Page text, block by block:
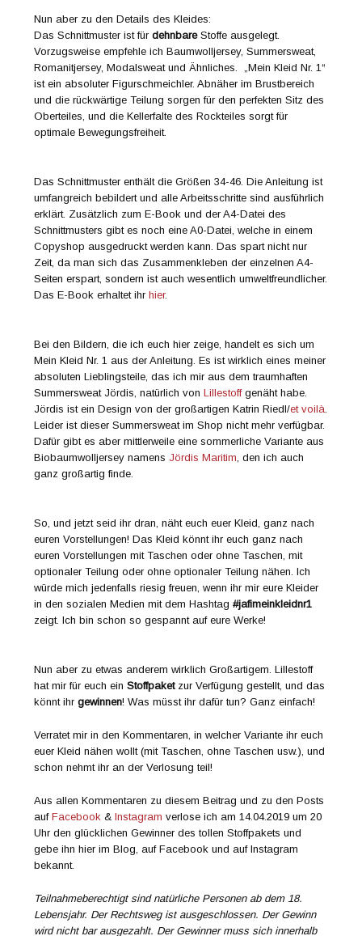
Nun aber zu den Details des Kleides:
Das Schnittmuster ist fürdehnbareStoffe ausgelegt.
Vorzugsweise empfehle ich Baumwolljersey, Summersweat,
Romanitjersey, Modalsweat und Ähnliches. „Mein Kleid Nr. 1“
ist ein absoluter Figurschmeichler. Abnäher im Brustbereich
und die rückwärtige Teilung sorgen für den perfekten Sitz des
Oberteiles, und die Kellerfalte des Rockteiles sorgt für
optimale Bewegungsfreiheit.
Das Schnittmuster enthält die Größen 34-46. Die Anleitung ist
umfangreich bebildert und alle Arbeitsschritte sind ausführlich
erklärt. Zusätzlich zum E-Book und der A4-Datei des
Schnittmusters gibt es noch eine A0-Datei, welche in einem
Copyshop ausgedruckt werden kann. Das spart nicht nur
Zeit, da man sich das Zusammenkleben der einzelnen A4-
Seiten erspart, sondern ist auch wesentlich umweltfreundlicher.
Das E-Book erhaltet ihrhier.
Bei den Bildern, die ich euch hier zeige, handelt es sich um
Mein Kleid Nr. 1 aus der Anleitung. Es ist wirklich eines meiner
absoluten Lieblingsteile, das ich mir aus dem traumhaften
Summersweat Jördis, natürlich vonLillestoffgenäht habe.
Jördis ist ein Design von der großartigen Katrin Riedl/et voilà
Leider ist dieser Summersweat im Shop nicht mehr verfügbar.
Dafür gibt es aber mittlerweile eine sommerliche Variante aus
Biobaumwolljersey namens Jördis Maritim , den ich auch
ganz großartig finde.
So, und jetzt seid ihr dran, näht euch euer Kleid, ganz nach
euren Vorstellungen! Das Kleid könnt ihr euch ganz nach
euren Vorstellungen mit Taschen oder ohne Taschen, mit
optionaler Teilung oder ohne optionaler Teilung nähen. Ich
würde mich jedenfalls riesig freuen, wenn ihr mir eure Kleider
in den sozialen Medien mit dem Hashtag#jafimeinkleidnr1
zeigt. Ich bin schon so gespannt auf eure Werke!
Nun aber zu etwas anderem wirklich Großartigem. Lillestoff
hat mir für euch einStoffpaketzur Verfügung gestellt, und das
könnt ihrgewinnen! Was müsst ihr dafür tun? Ganz einfach!
Verratet mir in den Kommentaren, in welcher Variante ihr euch
euer Kleid nähen wollt (mit Taschen, ohne Taschen usw.), und
schon nehmt ihr an der Verlosung teil!
Aus allen Kommentaren zu diesem Beitrag und zu den Posts
aufFacebook &Instagram verlose ich am 14.04.2019 um 20
Uhr den glücklichen Gewinner des tollen Stoffpakets und
gebe ihn hier im Blog, auf Facebook und auf Instagram
bekannt.
Teilnahmeberechtigt sind natürliche Personen ab dem 18.
Lebensjahr. Der Rechtsweg ist ausgeschlossen. Der Gewinn
wird nicht bar ausgezahlt. Der Gewinner muss sich innerhalb